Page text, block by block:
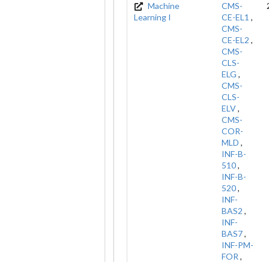
Machine
Learning I
CMS-
CE-EL1 ,
CMS-
CE-EL2 ,
CMS-
CLS-
ELG ,
CMS-
CLS-
ELV,
CMS-
COR-
MLD ,
INF-B-
510,
INF-B-
520,
INF-
BAS2 ,
INF-
BAS7,
INF-PM-
FOR ,